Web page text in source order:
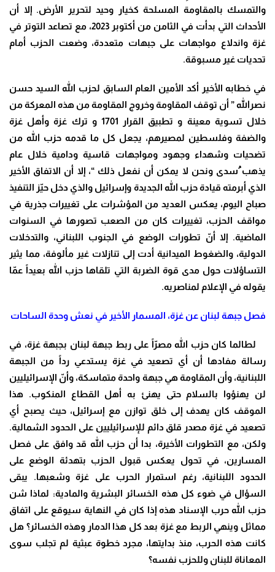
والتمسك بالمقاومة المسلحة كخيار وحيد لتحرير الأرض. إلا أن
الأحداث التي بدأت في الثامن من أكتوبر 2023، مع تصاعد التوتر في
غزة واندلاع مواجهات على جبهات متعددة، وضعت الحزب أمام
تحديات غير مسبوقة.
في خطابه الأخير أكد الأمين العام السابق لحزب الله السيد حسن
نصرالله ” أن توقف المقاومة وخروج المقاومة من هذه المعركة من
خلال تسوية معينة و تطبيق القرار 1701 و ترك غزة وأهل غزة
والضفة وفلسطين لمصيرهم، يجعل كل ما قدمه حزب الله من
تضحيات وشهداء وجهود ومواجهات قاسية ودامية خلال عام
يذهب ُسدى ونحن لا يمكن أن نفعل ذلك “، إلا أن الاتفاق الأخير
الذي أبرمته قيادة حزب الله الجديدة وإسرائيل والذي دخل حيّز التنفيذ
صباح اليوم، يعكس العديد من المؤشرات على تغييرات جذرية في
مواقف الحزب، تغييرات كان من الصعب تصورها في السنوات
الماضية. إلا أنّ تطورات الوضع في الجنوب اللبناني، والتدخلات
الدولية، والضغوط الميدانية أدت إلى تنازلات غير مألوفة، مما يثير
التساؤلات حول مدى قوة الضربة التي تلقاها حزب الله بعيداً عمّا
يقوله في الإعلام لمناصريه.
فصل جبهة لبنان عن غزة، المسمار الأخير في نعش وحدة الساحات
لطالما كان حزب الله مصرّاً على ربط جبهة لبنان بجبهة غزة، في
رسالة مفادها أن أي تصعيد في غزة يستدعي رداً من الجبهة
اللبنانية، وأن المقاومة هي جبهة واحدة متماسكة، وأنّ الإسرائيليين
لن يهنؤوا بالسلام حتى يهنئ به أهل القطاع المنكوب. هذا
الموقف كان يهدف إلى خلق توازن مع إسرائيل، حيث يصبح أي
تصعيد في غزة مصدر قلق دائم للإسرائيليين على الحدود الشمالية.
ولكن، مع التطورات الأخيرة، بدا أن حزب الله قد وافق على فصل
المسارين، في تحول يعكس قبول الحزب بتهدئة الوضع على
الحدود اللبنانية، رغم استمرار الحرب على غزة وشعبها. يبقى
السؤال في ضوء كل هذه الخسائر البشرية والمادية: لماذا شن
حزب الله حرب الإسناد هذه إذا كان في النهاية سيوقع على اتفاق
مماثل وينهي الربط مع غزة بعد كل هذا الدمار وهذه الخسائر؟ هل
كانت هذه الحرب، منذ بدايتها، مجرد خطوة عبثية لم تجلب سوى
المعاناة للبنان وللحزب نفسه؟